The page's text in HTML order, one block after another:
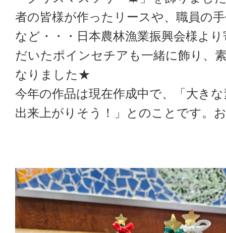
者の皆様が作ったリースや、職員の
など・・・日本農林漁業振興会様よ
だいたポインセチアも一緒に飾り、
なりました★
今年の作品は現在作成中で、「大き
出来上がりそう！」とのことです。